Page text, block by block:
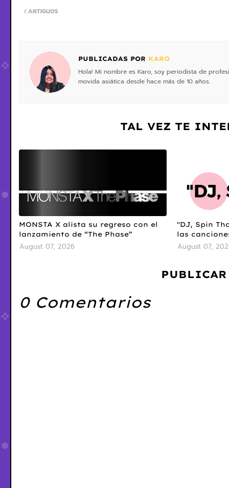
ANTIGUOS
PUBLICADAS POR KARO
Hola! Mi nombre es Karo, soy periodista de
movida asiática desde hace más de 10 años.
TAL VEZ TE
MONSTA X alista su regreso con el
lanzamiento de “The Phase”
August 07, 2026
"DJ, Spin
las
August 07,
0 Comentarios